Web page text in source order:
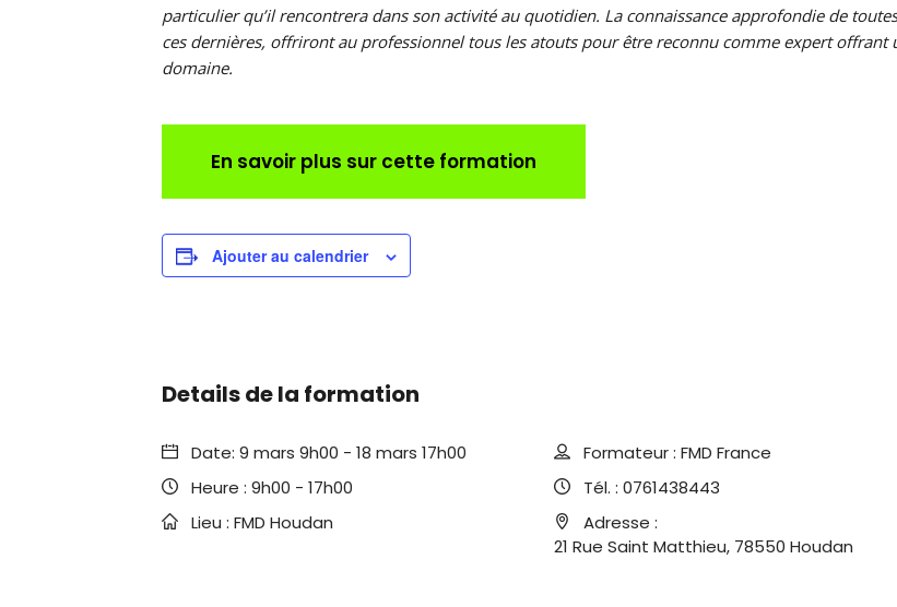
particulier qu’il rencontrera dans son activité au quotidien. La connaissance approfondie de
ces dernières, offriront au professionnel tous les atouts pour être reconnu comme expert offrant
domaine.
En savoir plus sur cette formation
Ajouter au calendrier
Details de la formation
Date: 9 mars 9h00 - 18 mars 17h00
Heure : 9h00 - 17h00
Lieu : FMD Houdan
Formateur : FMD France
Tél. : 0761438443
Adresse :
21 Rue Saint Matthieu, 78550 Houdan